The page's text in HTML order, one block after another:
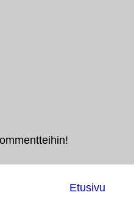
Etusivu